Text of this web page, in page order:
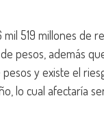
519 millones de
pesos, además
y existe el
lo cual afectaría